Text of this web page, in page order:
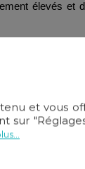
élevés et
biens
d’une
et vous
sur